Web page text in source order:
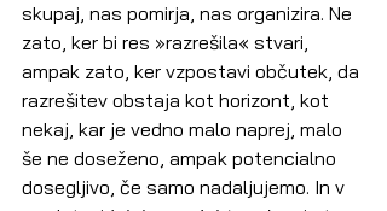
skupaj, nas pomirja, nas organizira. Ne
zato, ker bi res »razrešila« stvari,
ampak zato, ker vzpostavi občutek, da
razrešitev obstaja kot horizont, kot
nekaj, kar je vedno malo naprej, malo
še ne doseženo, ampak potencialno
dosegljivo, če samo nadaljujemo. In v